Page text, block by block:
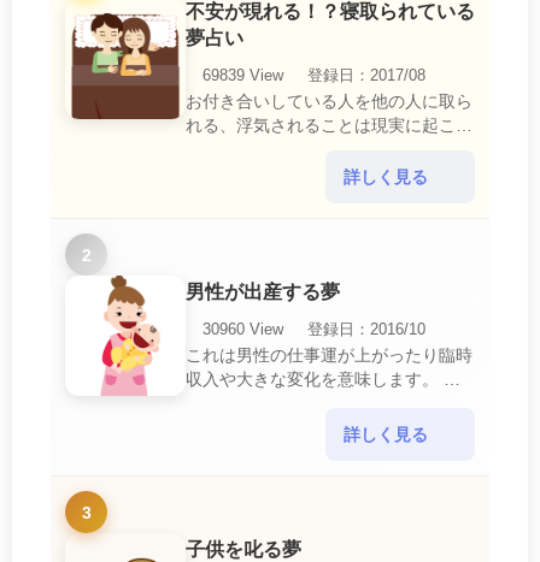
不安が現れる！？寝取られている
夢占い
69839 View
登録日：2017/08
お付き合いしている人を他の人に取ら
れる、浮気されることは現実に起こる
いにおいて、『寝取られている』夢
詳しく見る
2
男性が出産する夢
30960 View
登録日：2016/10
これは男性の仕事運が上がったり臨時
収入や大きな変化を意味します。 喜
ればあり得ない事が起きるのでビック
詳しく見る
3
子供を叱る夢